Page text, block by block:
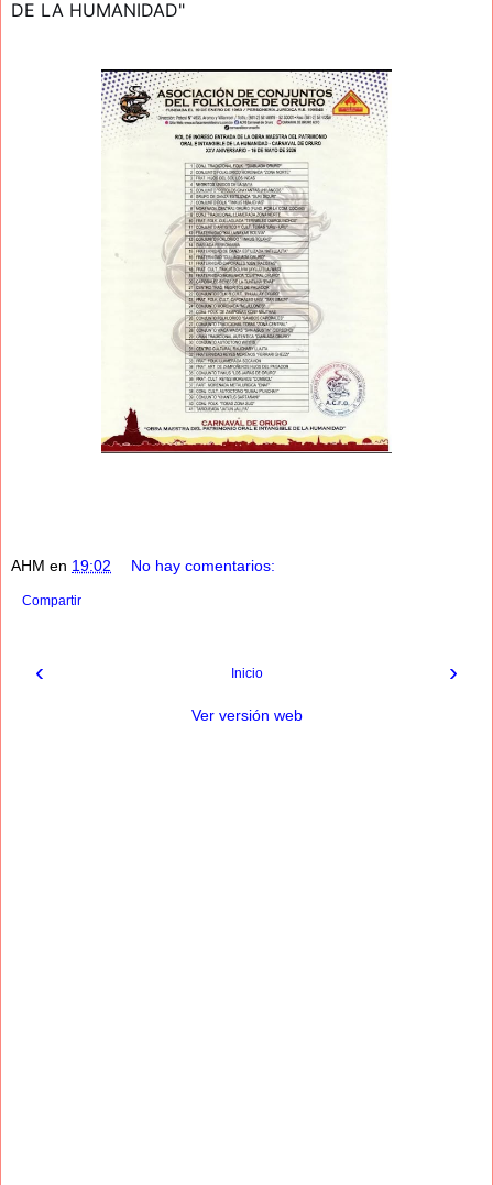
DE LA HUMANIDAD"
AHM en 19:02 No hay comentarios:
Compartir
‹ ›
Inicio
Ver versión web